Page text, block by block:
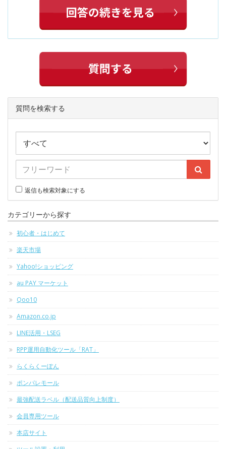
質問を検索する
返信も検索対象にする
カテゴリーから探す
初心者・はじめて
楽天市場
Yahoo!ショッピング
au PAY マーケット
Qoo10
Amazon.co.jp
LINE活用・LSEG
RPP運用自動化ツール「RAT」
らくらくーぽん
ポンパレモール
最強配送ラベル（配送品質向上制度）
会員専用ツール
本店サイト